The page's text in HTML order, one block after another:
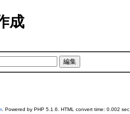
成
. Powered by PHP 5.1.6. HTML convert time: 0.002 sec.